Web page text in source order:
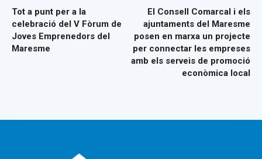
Tot a punt per a la
celebració del V Fòrum de
Joves Emprenedors del
Maresme
El Consell Comarcal i els
ajuntaments del Maresme
posen en marxa un projecte
per connectar les empreses
amb els serveis de promoció
econòmica local